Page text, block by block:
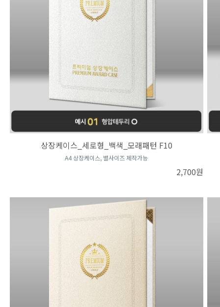
상장케이스_세로형_백색_모래패턴 F10
A4 상장케이스, 별사이즈 제작가능
2,700원